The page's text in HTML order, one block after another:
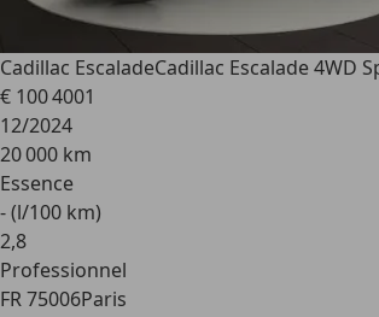
Cadillac EscaladeCadillac Escalade 4WD
€ 100 4001
12/2024
20 000 km
Essence
- (l/100 km)
2,8
Professionnel
FR 75006Paris